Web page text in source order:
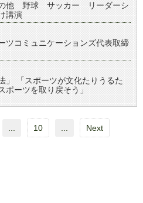
他 野球 サッカー リーダーシ
講演
ツコミュニケーションズ代表取締
」 「スポーツが文化たりうるた
ポーツを取り戻そう」
10 Next